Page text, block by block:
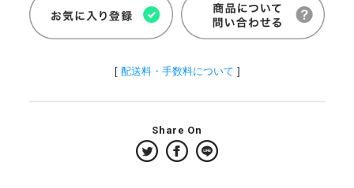
[ 配送料・手数料について ]
Share On